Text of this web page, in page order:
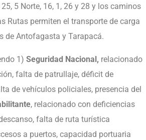
5 Norte, 16, 1, 26 y 28 y los caminos
Rutas permiten el transporte de carga
de Antofagasta y Tarapacá.
1) Seguridad Nacional, relacionado
falta de patrullaje, déficit de
de vehículos policiales, presencia del
, relacionado con deficiencias
falta de ruta turística
a puertos, capacidad portuaria